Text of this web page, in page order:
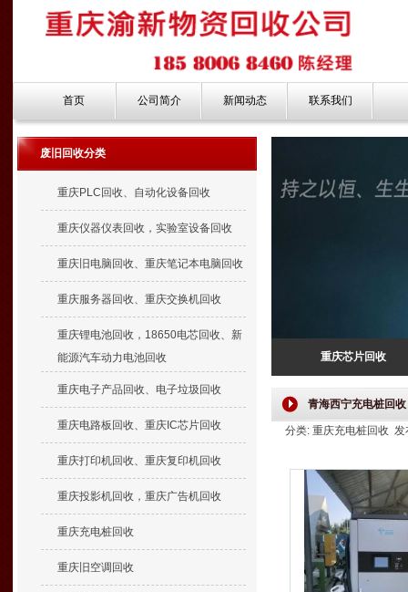
首页 公司简介 新闻动态 联系我们
废旧回收分类
重庆PLC回收、自动化设备回收
重庆仪器仪表回收，实验室设备回收
重庆旧电脑回收、重庆笔记本电脑回收
重庆服务器回收、重庆交换机回收
重庆锂电池回收，18650电芯回收、新
能源汽车动力电池回收
重庆电子产品回收、电子垃圾回收
重庆电路板回收、重庆IC芯片回收
重庆打印机回收、重庆复印机回收
重庆投影机回收，重庆广告机回收
重庆充电桩回收
重庆旧空调回收
重庆芯片回收
青海西宁充电桩回
分类: 重庆充电桩回收